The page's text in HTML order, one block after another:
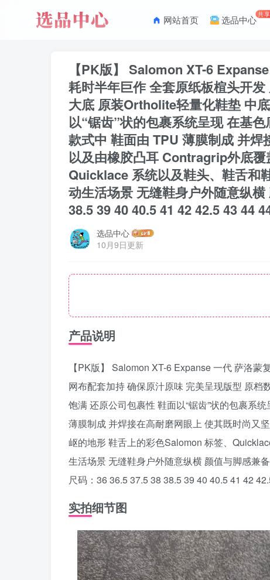
网站首页 选品中心共
【PK版】 Salomon XT-6
耗时半年巨作 全套原纸板楦头开
大底 原装Ortholite轻量化鞋垫 中
以“锯齿”状的包裹系统呈现 在基
款式中 鞋面由 TPU 薄膜制成 并
以及由橡胶凸耳 Contragrip外底覆
Quicklace 系统以及鞋头、鞋舌和
动生活场景 无缝鞋身户外随意纵
38.5 39 40 40.5 41 42 42.5 43 44
选品中心
10月9日更新
产品说明
【PK版】 Salomon XT-6 Expanse 一代 萨洛
网布配套加持 确保原汁原味 完美呈现版型 原
饱满 还原公司包裹性 鞋面以“锯齿”状的包裹系
薄膜制成 并焊接在高耐磨网眼上 使其既时尚又
岖的地形 鞋舌上的彩色Salomon 标签、
生活场景 无缝鞋身户外随意纵横 颜值与脚感兼
尺码：36 36.5 37.5 38 38.5 39 40 40.5 41 42
实拍细节图